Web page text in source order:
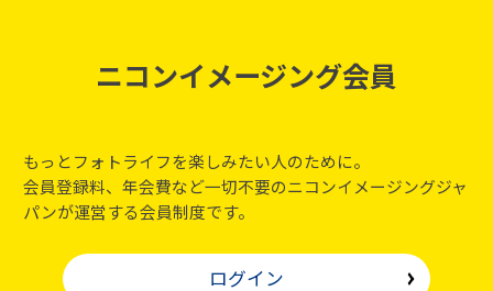
ニコンイメージング会員
もっとフォトライフを楽しみたい人のために。
会員登録料、年会費など一切不要のニコンイメージングジャ
パンが運営する会員制度です。
ログイン